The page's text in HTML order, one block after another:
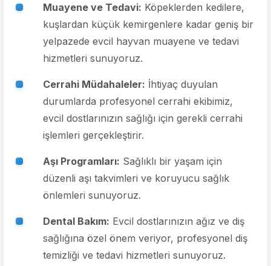
Muayene ve Tedavi: Köpeklerden kedilere,
kuşlardan küçük kemirgenlere kadar geniş bir
yelpazede evcil hayvan muayene ve tedavi
hizmetleri sunuyoruz.
Cerrahi Müdahaleler: İhtiyaç duyulan
durumlarda profesyonel cerrahi ekibimiz,
evcil dostlarınızın sağlığı için gerekli cerrahi
işlemleri gerçekleştirir.
Aşı Programları: Sağlıklı bir yaşam için
düzenli aşı takvimleri ve koruyucu sağlık
önlemleri sunuyoruz.
Dental Bakım: Evcil dostlarınızın ağız ve diş
sağlığına özel önem veriyor, profesyonel diş
temizliği ve tedavi hizmetleri sunuyoruz.